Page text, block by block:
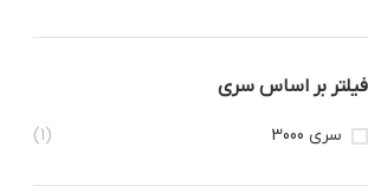
فیلتر بر اساس سری
سری 3000 (1)